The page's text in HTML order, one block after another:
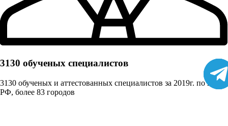
3130 обученых cпециалистов
3130 обученых и аттестованных специалистов за 2019г. по всей
РФ, более 83 городов